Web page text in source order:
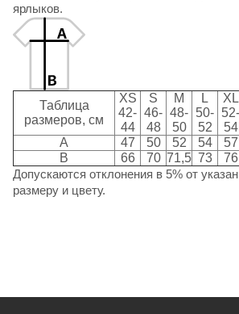
ярлыков.
Таблица
размеров, см
XS
42-
44
S
46-
48
M
48-
50
L
50-
52
XL
52-
54
A
47 50 52 54 57
B
66 70 71,5 73 76
Допускаются отклонения в 5% от
размеру и цвету.